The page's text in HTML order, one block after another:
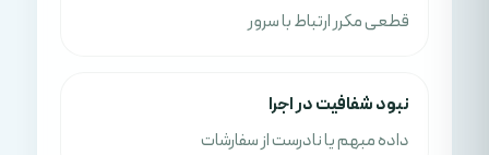
قطعی مکرر ارتباط با سرور
نبود شفافیت در اجرا
داده مبهم یا نادرست از سفارشات